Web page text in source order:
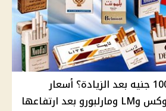
هل وصلت العلبه لـ 100 جنيه بعد الزيادة؟ أسعار
السجائر كليوباترا وبوكس وLM ومارلبورو بعد ارتفاعها